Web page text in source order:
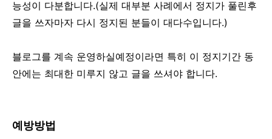
능성이 다분합니다.(실제 대부분 사례에서 정지가 풀린후
글을 쓰자마자 다시 정지된 분들이 대다수입니다.)
블로그를 계속 운영하실예정이라면 특히 이 정지기간 동
안에는 최대한 미루지 않고 글을 쓰셔야 합니다.
예방방법